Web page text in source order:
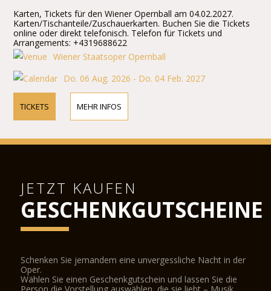
Karten, Tickets für den Wiener Opernball am 04.02.2027.
Karten/Tischanteile/Zuschauerkarten. Buchen Sie die Tickets
online oder direkt telefonisch. Telefon für Tickets und
Arrangements: +4319688622
Wiener Staatsoper Opernball
Do. 06 Aug. 2026 - Do. 04 Feb. 2027
TICKETS MEHR INFOS
JETZT KAUFEN
GESCHENKGUTSCHEINE
Schenken Sie jemandem eine unvergessliche Nacht in der
Oper.
Wählen Sie einen Geschenkgutschein und lassen Sie die